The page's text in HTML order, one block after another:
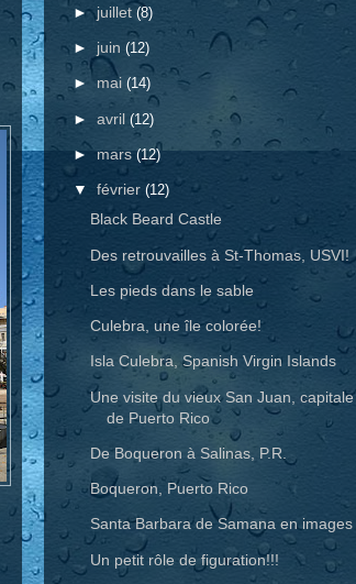
►juillet (8)
► juin (12)
► mai (14)
► avril (12)
►mars(12)
▼ février (12)
Black Beard Castle
Des retrouvailles à St-Thomas, USVI!
Les pieds dans le sable
Culebra, une île colorée!
Isla Culebra, Spanish Virgin Islands
Une visite du vieux San Juan, capitale
de Puerto Rico
De Boqueron à Salinas, P.R.
Boqueron, Puerto Rico
Santa Barbara de Samana en images
Un petit rôle de figuration!!!